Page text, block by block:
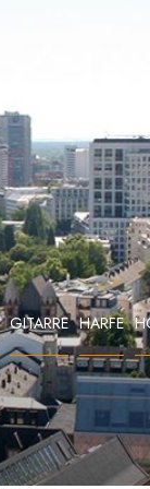
GITARRE HARFE